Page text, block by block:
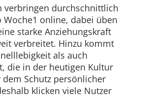
verbringen durchschnittlich
Woche1 online, dabei üben
starke Anziehungskraft
verbreitet. Hinzu kommt
als auch
die in der heutigen Kultur
Schutz persönlicher
klicken viele Nutzer